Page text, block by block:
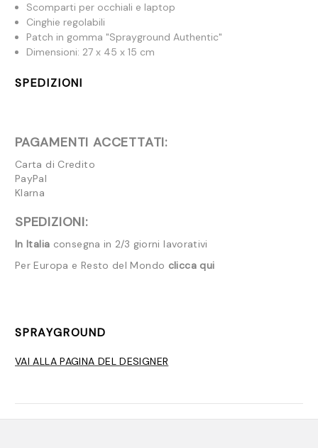
Scomparti per occhiali e laptop
Cinghie regolabili
Patch in gomma "Sprayground Authentic"
Dimensioni: 27 x 45 x 15 cm
SPEDIZIONI
PAGAMENTI ACCETTATI:
Carta di Credito
PayPal
Klarna
SPEDIZIONI:
In Italia consegna in 2/3 giorni lavorativi
Per Europa e Resto del Mondo clicca qui
SPRAYGROUND
VAI ALLA PAGINA DEL DESIGNER